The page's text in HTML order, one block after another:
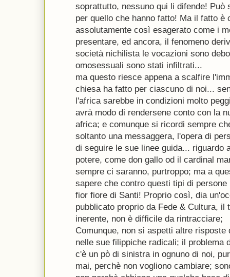
soprattutto, nessuno qui li difende! Può
per quello che hanno fatto! Ma il fatto è
assolutamente così esagerato come i
presentare, ed ancora, il fenomeno
società nichilista le vocazioni sono
omosessuali sono stati infiltrati...
ma questo riesce appena a scalfire
chiesa ha fatto per ciascuno di noi...
l'africa sarebbe in condizioni molto
avrà modo di rendersene conto con la
africa; e comunque si ricordi sempre
soltanto una messaggera, l'opera di
di seguire le sue linee guida... riguardo
potere, come don gallo od il cardinal
sempre ci saranno, purtroppo; ma a
sapere che contro questi tipi di
fior fiore di Santi! Proprio così, dia
pubblicato proprio da Fede & Cultura, il
inerente, non è difficile da rintracciare;
Comunque, non si aspetti altre
nelle sue filippiche radicali; il problema
c'è un pò di sinistra in ognuno di noi,
mai, perchè non vogliono cambiare;